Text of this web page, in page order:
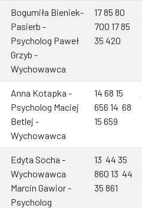
Bogumiła Bieniek-
Pasierb -
Psycholog Paweł
Grzyb -
Wychowawca
17 85 80
700 17 85
35 420
Anna Kotapka -
Psycholog Maciej
Betlej -
Wychowawca
14 68 15
656 14 68
15 659
Edyta Socha -
Wychowawca
Marcin Gawior -
Psycholog
13 44 35
860 13 44
35 861